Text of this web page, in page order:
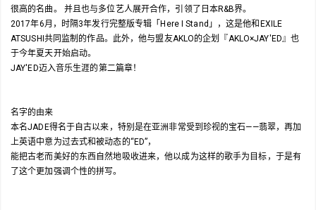
很高的名曲。 并且也与多位艺人展开合作，引领了日本R&B界。
2017年6月，时隔3年发行完整版专辑「Here I Stand」，这是他和EXILE
ATSUSHI共同监制的作品。此外，他与盟友AKLO的企划『AKLO×JAY'ED』也
于今年夏天开始启动。
JAY'ED迈入音乐生涯的第二篇章！
名字的由来
本名JADE得名于自古以来，特别是在亚洲非常受到珍视的宝石——翡翠，再加
上英语中意为过去式和被动态的“ED”，
能把古老而美好的东西自然地吸收进来，他以成为这样的歌手为目标，于是有
了这个更加强调个性的拼写。